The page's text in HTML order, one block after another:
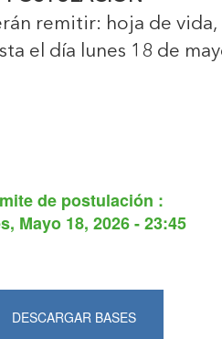
remitir: hoja de
el día lunes 18 de
de postulación :
Mayo 18, 2026 - 23:45
DESCARGAR BASES